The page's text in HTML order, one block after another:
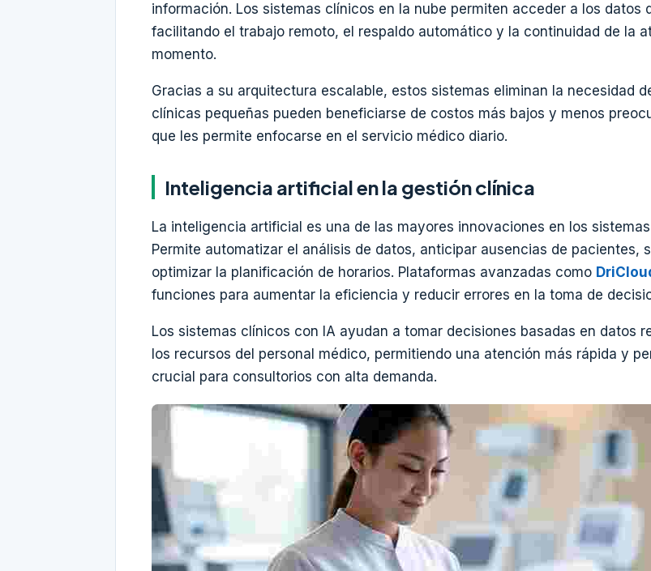
información. Los sistemas clínicos en la nube permiten acceder a los datos
facilitando el trabajo remoto, el respaldo automático y la continuidad de la
momento.
Gracias a su arquitectura escalable, estos sistemas eliminan la necesidad
clínicas pequeñas pueden beneficiarse de costos más bajos y menos
que les permite enfocarse en el servicio médico diario.
Inteligencia artificial en la gestión clínica
La inteligencia artificial es una de las mayores innovaciones en los
Permite automatizar el análisis de datos, anticipar ausencias de pacientes,
optimizar la planificación de horarios. Plataformas avanzadas como
funciones para aumentar la eficiencia y reducir errores en la toma de
Los sistemas clínicos con IA ayudan a tomar decisiones basadas en datos
los recursos del personal médico, permitiendo una atención más rápida y
crucial para consultorios con alta demanda.